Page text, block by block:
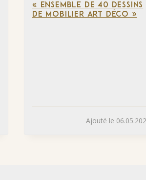
« ENSEMBLE DE 40 DESSINS
DE MOBILIER ART DÉCO »
Ajouté le